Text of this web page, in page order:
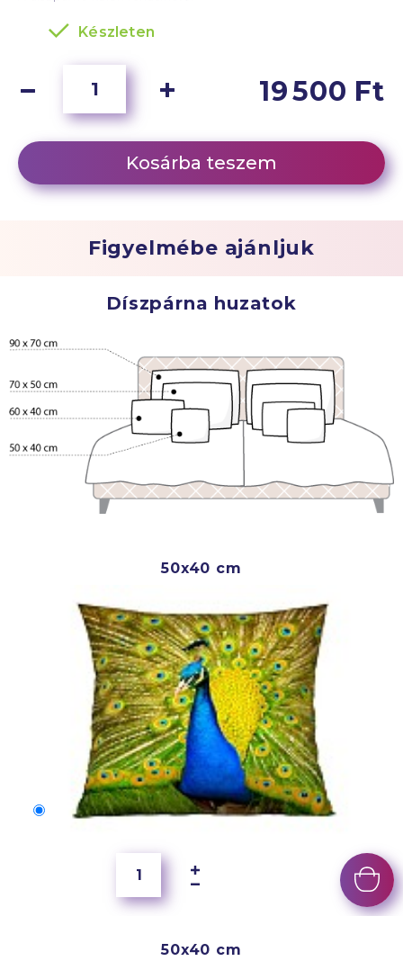
Készleten
19 500 Ft
Kosárba teszem
Figyelmébe ajánljuk
Díszpárna huzatok
50x40 cm
50x40 cm
50x40 cm